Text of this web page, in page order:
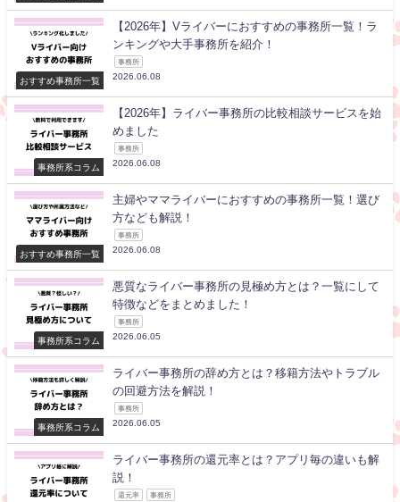
おすすめ事務所一覧
【2026年】Vライバーにおすすめの事務所一覧！ラ
ンキングや大手事務所を紹介！
事務所
2026.06.08
事務所系コラム
【2026年】ライバー事務所の比較相談サービスを始
めました
事務所
2026.06.08
おすすめ事務所一覧
主婦やママライバーにおすすめの事務所一覧！選び
方なども解説！
事務所
2026.06.08
事務所系コラム
悪質なライバー事務所の見極め方とは？一覧にして
特徴などをまとめました！
事務所
2026.06.05
事務所系コラム
ライバー事務所の辞め方とは？移籍方法やトラブル
の回避方法を解説！
事務所
2026.06.05
ライバー事務所の還元率とは？アプリ毎の違いも解
説！
還元率 事務所